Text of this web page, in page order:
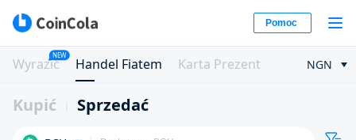
Pomoc
Wyrazić
NEW
Handel Fiatem Karta Prezent NGN
Kupić Sprzedać